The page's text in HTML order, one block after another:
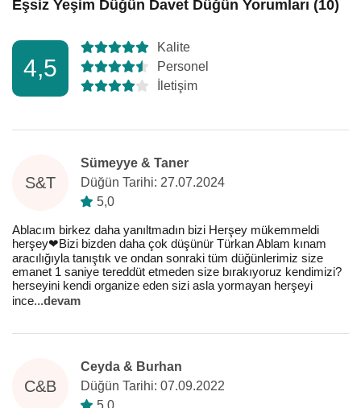
Eşsiz Yeşim Düğün Davet Düğün Yorumları (10)
4,5
Kalite
Personel
İletişim
S&T
Sümeyye & Taner
Düğün Tarihi: 27.07.2024
5,0
Ablacım birkez daha yanıltmadın bizi Herşey mükemmeldi
herşey❤️Bizi bizden daha çok düşünür Türkan Ablam kınam
aracılığıyla tanıştık ve ondan sonraki tüm düğünlerimiz size
emanet 1 saniye tereddüt etmeden size bırakıyoruz kendimizi?
herseyini kendi organize eden sizi asla yormayan herşeyi
ince...devam
C&B
Ceyda & Burhan
Düğün Tarihi: 07.09.2022
5,0